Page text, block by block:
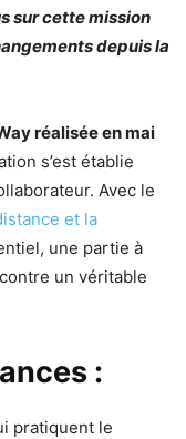
sur cette mission
depuis la
réalisée en mai
s’est établie
Avec le
et la
une partie à
un véritable
:
pratiquent le